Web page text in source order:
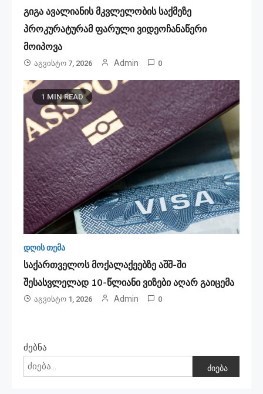
გიგა ავალიანის მკვლელობის საქმეზე
პროკურატურამ ფარული ვიდეოჩანაწერი
მოიპოვა
Აგვისტო 7, 2026 Admin 0
1 MIN READ
დღის თემა
საქართველოს მოქალაქეებზე აშშ-ში
შესასვლელად 10-წლიანი ვიზები აღარ გაიცემა
Აგვისტო 1, 2026 Admin 0
ძებნა
ძიება